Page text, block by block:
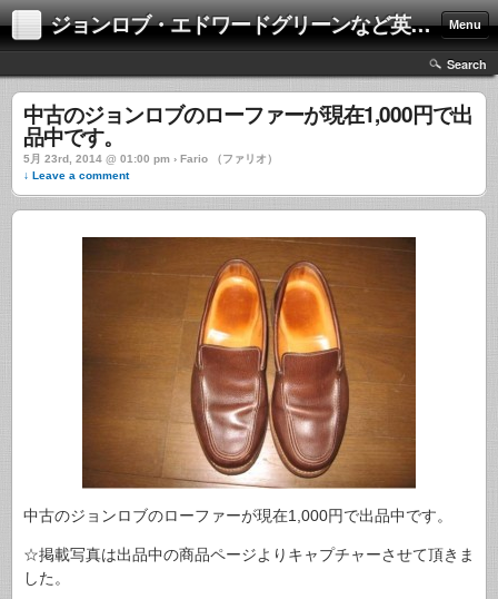
ジョンロブ・エドワードグリーンなど英国靴の激安中古通販情報ブログ Menu
Search
中古のジョンロブのローファーが現在1,000円で出
品中です。
5月 23rd, 2014 @ 01:00 pm › Fario （ファリオ）
↓ Leave a comment
中古のジョンロブのローファーが現在1,000円で出品中です。
☆掲載写真は出品中の商品ページよりキャプチャーさせて頂きま
した。